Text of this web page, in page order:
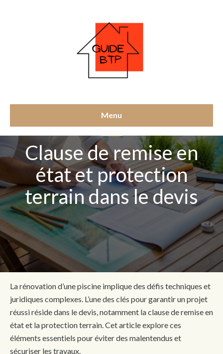
Menu
Clause de remise en
état et protection
terrain dans le devis
La rénovation d’une piscine implique des défis techniques et
juridiques complexes. L’une des clés pour garantir un projet
réussi réside dans le devis, notamment la clause de remise en
état et la protection terrain. Cet article explore ces
éléments essentiels pour éviter des malentendus et
sécuriser les travaux.